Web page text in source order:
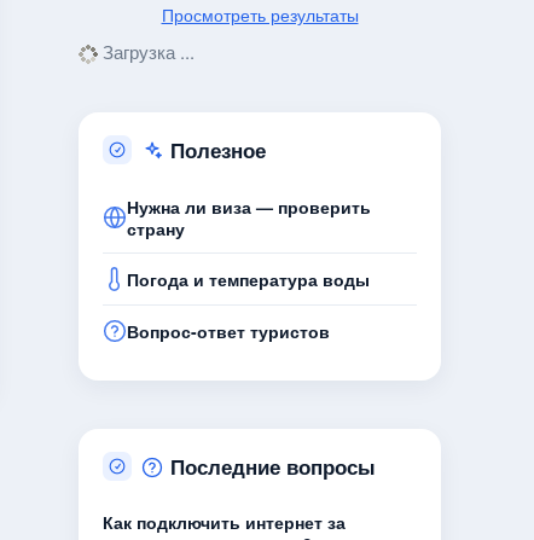
Просмотреть результаты
Загрузка ...
Полезное
Нужна ли виза — проверить
страну
Погода и температура воды
Вопрос-ответ туристов
Последние вопросы
Как подключить интернет за